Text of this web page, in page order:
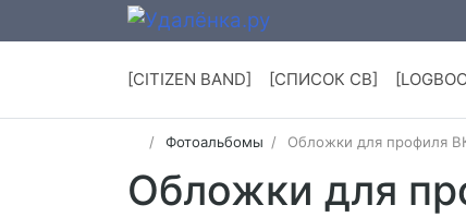
[CITIZEN BAND] [СПИСОК СВ]
Фотоальбомы Обложки для профиля
Обложки для